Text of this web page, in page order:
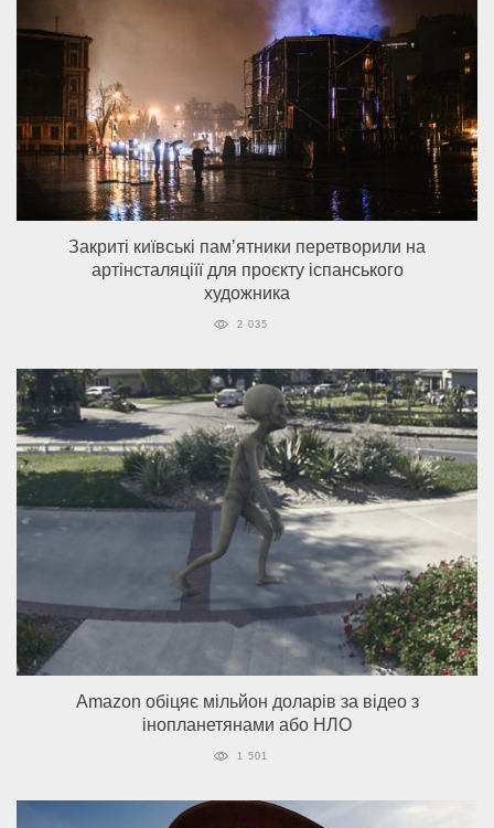
Закриті київські пам’ятники перетворили на
артінсталяціїї для проєкту іспанського
художника
2 035
Amazon обіцяє мільйон доларів за відео з
інопланетянами або НЛО
1 501